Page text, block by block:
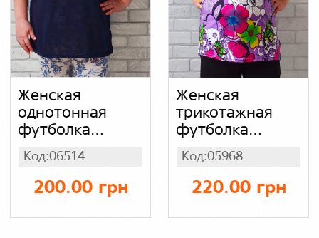
Женская
однотонная
футболка
большого
размера батал,
с разрезами с
синяя вышивка
Код:06514
200.00 грн
Женская
трикотажная
футболка
больших
размеров ткань
холодок яркий
принт, стрейч
Код:05968
220.00 грн